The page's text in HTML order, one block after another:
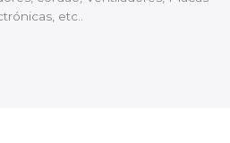
etc..